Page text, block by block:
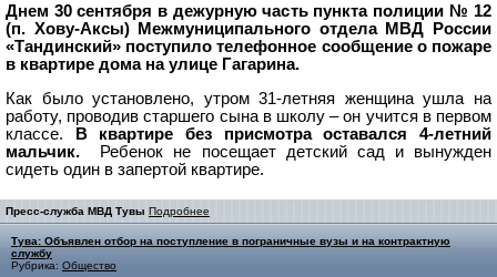
Днем 30 сентября в дежурную часть пункта полиции № 12
(п. Хову-Аксы) Межмуниципального отдела МВД России
«Тандинский» поступило телефонное сообщение о пожаре
в квартире дома на улице Гагарина.
Как было установлено, утром 31-летняя женщина ушла на
работу, проводив старшего сына в школу – он учится в первом
классе. В квартире без присмотра оставался 4-летний
мальчик.
Ребенок не посещает детский сад и вынужден
сидеть один в запертой квартире.
Пресс-служба МВД Тувы Подробнее
Тува: Объявлен отбор на поступление в пограничные вузы и на контрактную
службу
Рубрика: Общество